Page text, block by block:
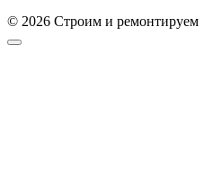
© 2026 Строим и ремонтируем